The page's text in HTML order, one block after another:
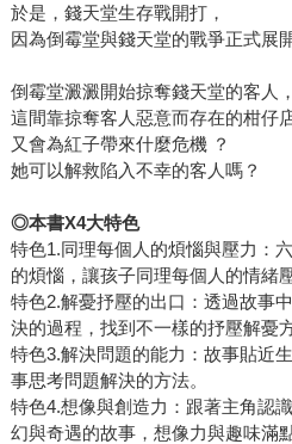
於是，錢天堂生存戰開打，
因為倒霉堂與錢天堂的戰爭正式展
倒霉堂澱澱開始掠奪錢天堂的客人，
這間靠掠奪客人惡意而存在的柑仔
又會為紅子帶來什麼危機 ？
她可以解救陷入不幸的客人嗎？
◎本書X4大特色
特色1.同理每個人的煩惱與壓力：
的煩惱，讓孩子同理每個人的情緒壓
特色2.解憂抒壓的出口：透過故事
決的過程，找到不一樣的抒壓解憂方
特色3.解決問題的能力：故事貼近
事思考問題解決的方法。
特色4.想像與創造力：跟著主角認
幻與奇遇的故事，想像力與趣味滿